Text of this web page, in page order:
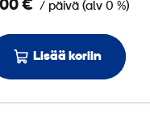
1
t
€ / päivä (alv 0 %)
Lisää koriin